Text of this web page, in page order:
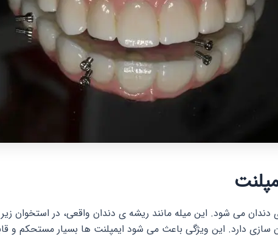
می شود. این میله مانند ریشه ی دندان واقعی، در استخوان
سازی دارد. این ویژگی باعث می شود ایمپلنت ها بسیار مستحکم و